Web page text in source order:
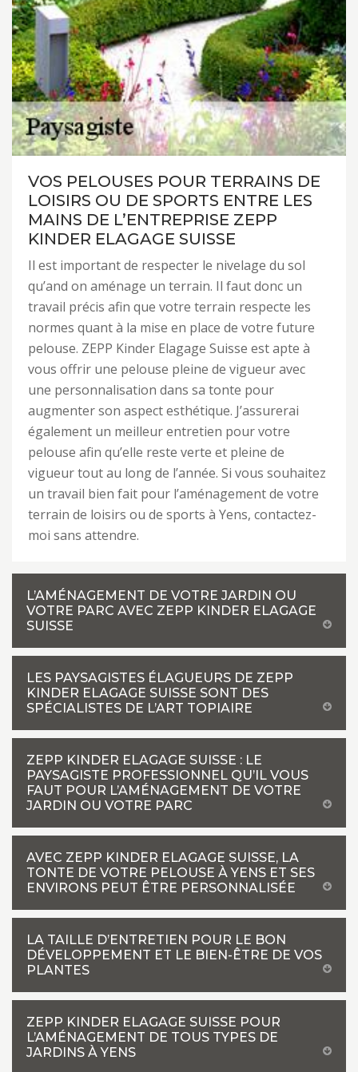
VOS PELOUSES POUR TERRAINS DE
LOISIRS OU DE SPORTS ENTRE LES
MAINS DE L’ENTREPRISE ZEPP
KINDER ELAGAGE SUISSE
Il est important de respecter le nivelage du sol
qu’and on aménage un terrain. Il faut donc un
travail précis afin que votre terrain respecte les
normes quant à la mise en place de votre future
pelouse. ZEPP Kinder Elagage Suisse est apte à
vous offrir une pelouse pleine de vigueur avec
une personnalisation dans sa tonte pour
augmenter son aspect esthétique. J’assurerai
également un meilleur entretien pour votre
pelouse afin qu’elle reste verte et pleine de
vigueur tout au long de l’année. Si vous souhaitez
un travail bien fait pour l’aménagement de votre
terrain de loisirs ou de sports à Yens, contactez-
moi sans attendre.
L’AMÉNAGEMENT DE VOTRE JARDIN OU
VOTRE PARC AVEC ZEPP KINDER ELAGAGE
SUISSE
LES PAYSAGISTES ÉLAGUEURS DE ZEPP
KINDER ELAGAGE SUISSE SONT DES
SPÉCIALISTES DE L’ART TOPIAIRE
ZEPP KINDER ELAGAGE SUISSE : LE
PAYSAGISTE PROFESSIONNEL QU’IL VOUS
FAUT POUR L’AMÉNAGEMENT DE VOTRE
JARDIN OU VOTRE PARC
AVEC ZEPP KINDER ELAGAGE SUISSE, LA
TONTE DE VOTRE PELOUSE À YENS ET SES
ENVIRONS PEUT ÊTRE PERSONNALISÉE
LA TAILLE D’ENTRETIEN POUR LE BON
DÉVELOPPEMENT ET LE BIEN-ÊTRE DE VOS
PLANTES
ZEPP KINDER ELAGAGE SUISSE POUR
L’AMÉNAGEMENT DE TOUS TYPES DE
JARDINS À YENS